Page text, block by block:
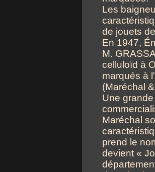
Les
de jouets
En 1947,
M.
celluloïd à
marqués à
(Maréchal
Une
Maréchal
prend le
devient «